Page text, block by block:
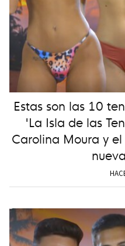
Estas son las 10
'La Isla de las
Carolina Moura y